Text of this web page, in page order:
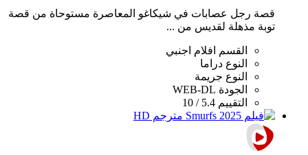
قصة رجل عصابات في شيكاغو المعاصرة مستوحاة من قصة
توبة مذهلة لقديس من ...
القسم
افلام اجنبي
النوع دراما
النوع جريمة
الجودة WEB-DL
التقييم 5.4 / 10